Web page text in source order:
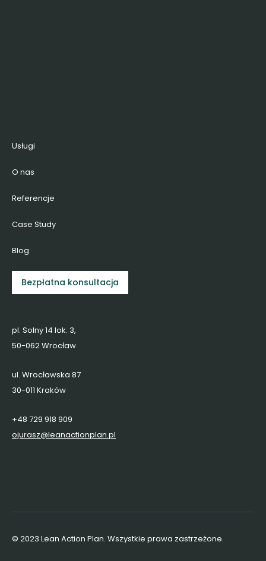
Usługi
O nas
Referencje
Case Study
Blog
Bezpłatna konsultacja
pl. Solny 14 lok. 3,
50-062 Wrocław
ul. Wrocławska 87
30-011 Kraków
+48 729 918 909
ojurasz@leanactionplan.pl
© 2023 Lean Action Plan. Wszystkie prawa zastrzeżone.